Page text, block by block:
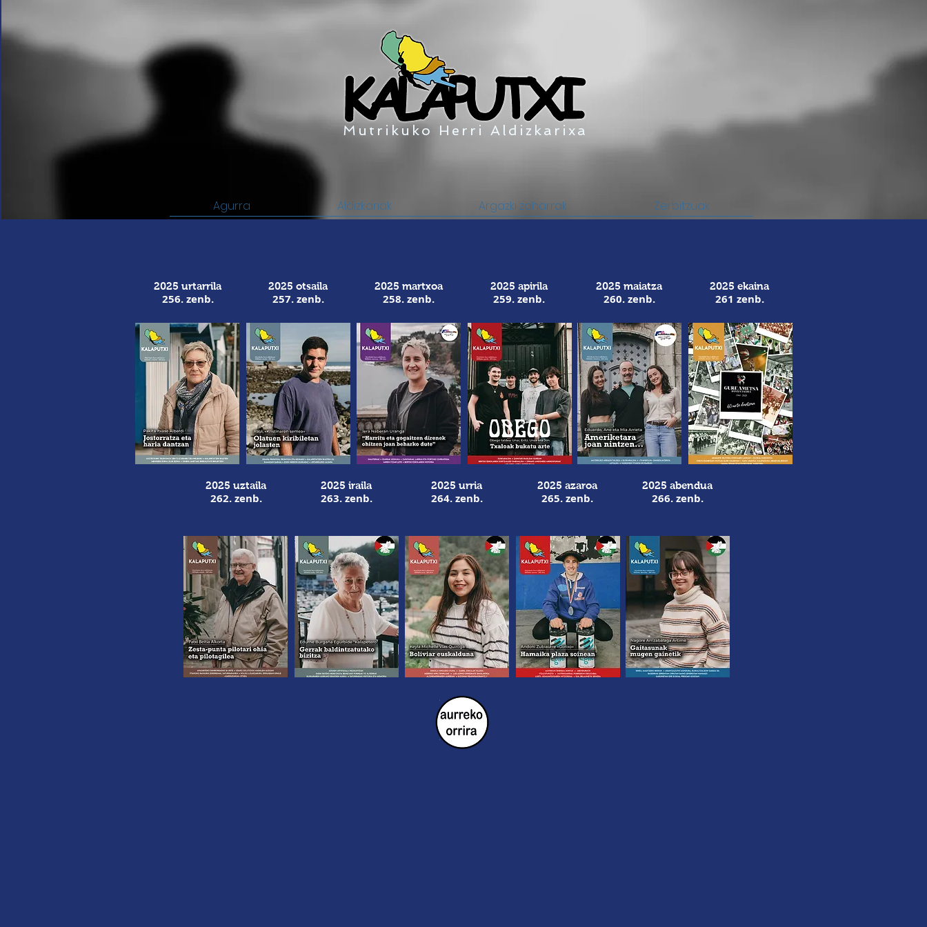
Agurra Aldizkariak Argazki zaharrak Zerbitzuak
Mutrikuko Herri Aldizkarixa
2025 urtarrila
256. zenb.
2025 otsaila
257. zenb.
2025 martxoa
258. zenb.
2025 apirila
259. zenb.
2025 maiatza
260. zenb.
2025 ekaina
261 zenb.
2025 uztaila
262. zenb.
2025 iraila
263. zenb.
2025 urria
264. zenb.
2025 azaroa
265. zenb.
2025 abendua
266. zenb.